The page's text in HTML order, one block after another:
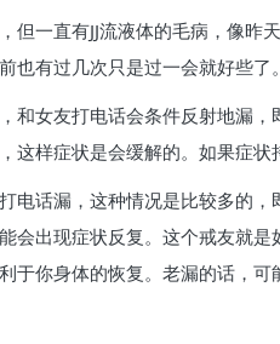
但一直有JJ流液体的毛病，像
也有过几次只是过一会就好些
和女友打电话会条件反射地漏
这样症状是会缓解的。如果症
电话漏，这种情况是比较多的
会出现症状反复。这个戒友就
于你身体的恢复。老漏的话，